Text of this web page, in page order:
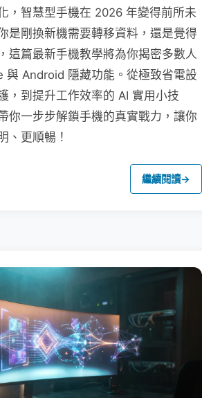
，智慧型手機在 2026 年變得前所未
是剛換新機需要轉移資料，還是覺得
這篇最新手機教學將為你揭密多數人
與 Android 隱藏功能。從極致省電設
，到提升工作效率的 AI 實用小技
你一步步解鎖手機的真實戰力，讓你
、更順暢！
繼續閱讀→